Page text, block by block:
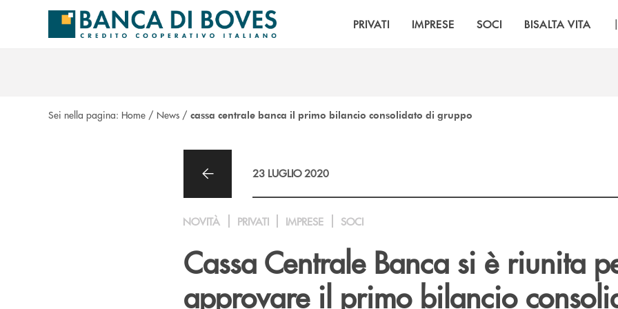
Salta al contenuto principale
PRIVATI IMPRESE SOCI BISALTA VITA |
Sei nella pagina: Home / News / cassa centrale banca il primo bilancio consolidato di gruppo
23 LUGLIO 2020
NOVITÀ PRIVATI IMPRESE SOCI
Cassa Centrale Banca si è riunita
approvare il primo bilancio